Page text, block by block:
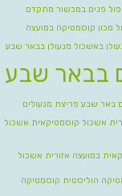
פנים במכשור מתקדם
מכון קוסמטיקה במועצה
באשכול מנעולן בבאר שבע
בבאר שבע
באר שבע פריצת מנעולים
אשכול קוסמטיקאית אשכול
במועצה אזורית אשכול
הוליסטית קוסמטיקה